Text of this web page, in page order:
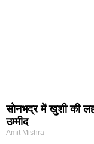
सोनभद्र में खुशी की
उम्मीद
Amit Mishra